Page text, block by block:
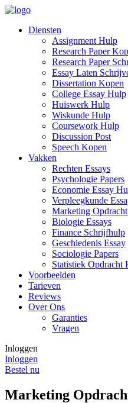
Diensten
Assignment Hulp
Research Paper
Research Paper
Essay Laten
Dissertation Kopen
College Essay Hulp
Huiswerk Hulp
Wiskunde Hulp
Coursework Hulp
Discussion Post
Speech Kopen
Vakken
Rechten Essays
Psychologie Papers
Economie Essay
Verpleegkunde
Marketing
Biologie Essays
Finance Schrijfhulp
Geschiedenis Essay
Sociologie Papers
Statistiek Opdracht
Voorbeelden
Tarieven
Reviews
Over Ons
Garanties
Vragen
Inloggen
Inloggen
Bestel nu
Marketing